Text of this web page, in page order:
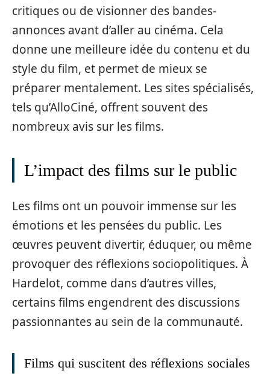
critiques ou de visionner des bandes-
annonces avant d’aller au cinéma. Cela
donne une meilleure idée du contenu et du
style du film, et permet de mieux se
préparer mentalement. Les sites spécialisés,
tels qu’AlloCiné, offrent souvent des
nombreux avis sur les films.
L’impact des films sur le public
Les films ont un pouvoir immense sur les
émotions et les pensées du public. Les
œuvres peuvent divertir, éduquer, ou même
provoquer des réflexions sociopolitiques. À
Hardelot, comme dans d’autres villes,
certains films engendrent des discussions
passionnantes au sein de la communauté.
Films qui suscitent des réflexions sociales